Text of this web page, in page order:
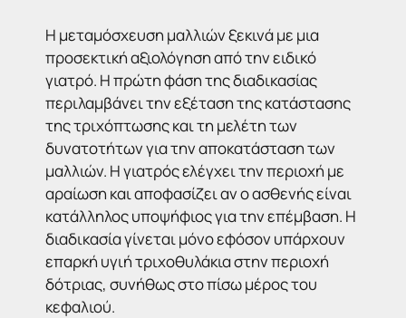
Η μεταμόσχευση μαλλιών ξεκινά με μια
προσεκτική αξιολόγηση από την ειδικό
γιατρό. Η πρώτη φάση της διαδικασίας
περιλαμβάνει την εξέταση της κατάστασης
της τριχόπτωσης και τη μελέτη των
δυνατοτήτων για την αποκατάσταση των
μαλλιών. Η γιατρός ελέγχει την περιοχή με
αραίωση και αποφασίζει αν ο ασθενής είναι
κατάλληλος υποψήφιος για την επέμβαση. Η
διαδικασία γίνεται μόνο εφόσον υπάρχουν
επαρκή υγιή τριχοθυλάκια στην περιοχή
δότριας, συνήθως στο πίσω μέρος του
κεφαλιού.